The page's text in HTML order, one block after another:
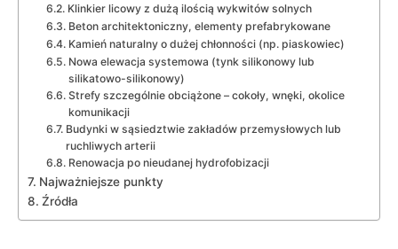
Klinkier licowy z dużą ilością wykwitów solnych
Beton architektoniczny, elementy prefabrykowane
Kamień naturalny o dużej chłonności (np. piaskowiec)
Nowa elewacja systemowa (tynk silikonowy lub
silikatowo-silikonowy)
Strefy szczególnie obciążone – cokoły, wnęki, okolice
komunikacji
Budynki w sąsiedztwie zakładów przemysłowych lub
ruchliwych arterii
Renowacja po nieudanej hydrofobizacji
Najważniejsze punkty
Źródła